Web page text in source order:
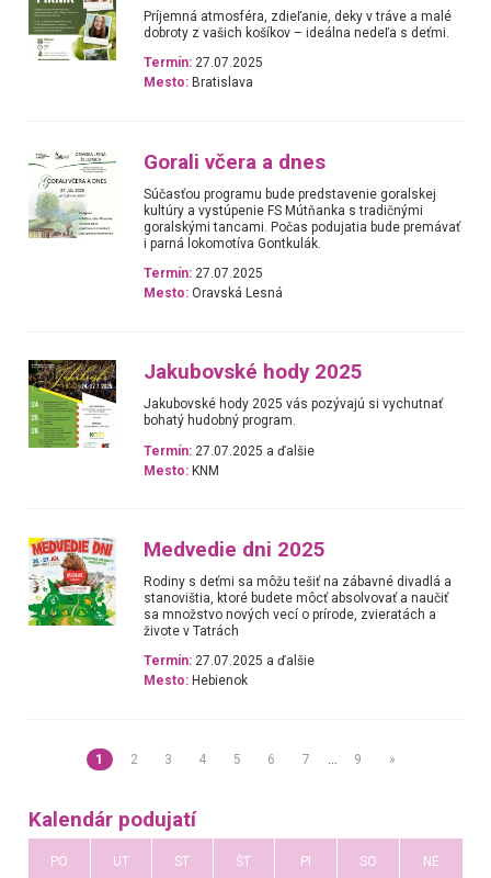
Príjemná atmosféra, zdieľanie, deky v tráve a malé
dobroty z vašich košíkov – ideálna nedeľa s deťmi.
Termín: 27.07.2025
Mesto: Bratislava
Gorali včera a dnes
Súčasťou programu bude predstavenie goralskej
kultúry a vystúpenie FS Mútňanka s tradičnými
goralskými tancami. Počas podujatia bude premávať
i parná lokomotíva Gontkulák.
Termín: 27.07.2025
Mesto: Oravská Lesná
Jakubovské hody 2025
Jakubovské hody 2025 vás pozývajú si vychutnať
bohatý hudobný program.
Termín: 27.07.2025 a ďalšie
Mesto: KNM
Medvedie dni 2025
Rodiny s deťmi sa môžu tešiť na zábavné divadlá a
stanovištia, ktoré budete môcť absolvovať a naučiť
sa množstvo nových vecí o prírode, zvieratách a
živote v Tatrách
Termín: 27.07.2025 a ďalšie
Mesto: Hebienok
1 2 3 4 5 6 7 9 »
Kalendár podujatí
PO UT ST ŠT PI SO NE